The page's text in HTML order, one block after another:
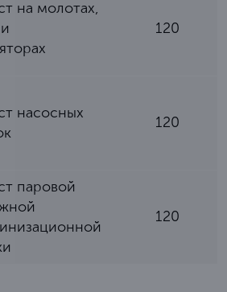
на молотах,
120
насосных
120
паровой
120